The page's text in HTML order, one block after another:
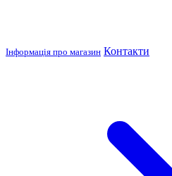
Інформація про магазин Контакти